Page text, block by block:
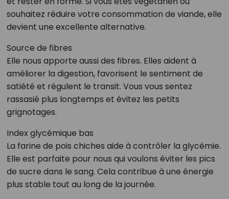
souhaitez réduire votre consommation de viande, elle
devient une excellente alternative.
Source de fibres
Elle nous apporte aussi des fibres. Elles aident à
améliorer la digestion, favorisent le sentiment de
satiété et régulent le transit. Vous vous sentez
rassasié plus longtemps et évitez les petits
grignotages.
Index glycémique bas
La farine de pois chiches aide à contrôler la glycémie.
Elle est parfaite pour nous qui voulons éviter les pics
de sucre dans le sang. Cela contribue à une énergie
plus stable tout au long de la journée.